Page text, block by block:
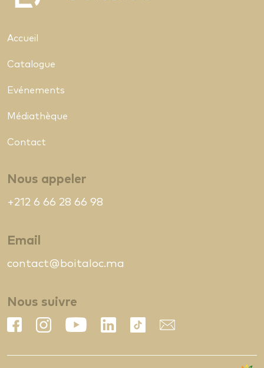
Accueil
Catalogue
Evénements
Médiathèque
Contact
Nous appeler
+212 6 66 28 66 98
Email
contact@boitaloc.ma
Nous suivre